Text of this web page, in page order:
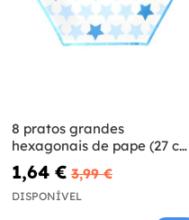
8 pratos grandes
hexagonais de pape (27 cm)
- Little Star Blue
1,64 € 3,99 €
DISPONÍVEL